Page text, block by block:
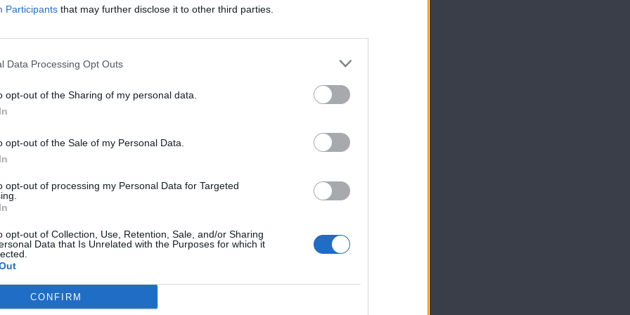
Participants that may further disclose it to other third parties.
Data Processing Opt Outs
opt-out of the Sharing of my personal data.
opt-out of the Sale of my Personal Data.
opt-out of processing my Personal Data for Targeted
opt-out of Collection, Use, Retention, Sale, and/or Sharing
Data that Is Unrelated with the Purposes for which it
CONFIRM
Όλα όσα πρέπει να γνωρίζει ο πολίτης με δελτία ειδήσεων,
ανταποκρίσεις, απευθείας μεταδόσεις και τους
της εκπομπής.
με αντικειμενικότητα, συνέπεια και καθαρή ματιά, μας
ειδησεογραφία, αναλύοντας τα γεγονότα την στιγμή που
όλες τις ειδήσεις που θα γίνουν… ΠΡΩΤΟΣΕΛΙΔΟ. Μαζί του η
ΚΑΘΗΜΕΡΙΝΑ ΣΤΙΣ 6:45 ΣΤΟ ΣΙΓΜΑ